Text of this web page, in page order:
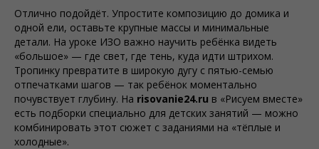
Отлично подойдёт. Упростите композицию до домика и
одной ели, оставьте крупные массы и минимальные
детали. На уроке ИЗО важно научить ребёнка видеть
«большое» — где свет, где тень, куда идти штрихом.
Тропинку превратите в широкую дугу с пятью-семью
отпечатками шагов — так ребёнок моментально
почувствует глубину. На risovanie24.ru в «Рисуем вместе»
есть подборки специально для детских занятий — можно
комбинировать этот сюжет с заданиями на «тёплые и
холодные».